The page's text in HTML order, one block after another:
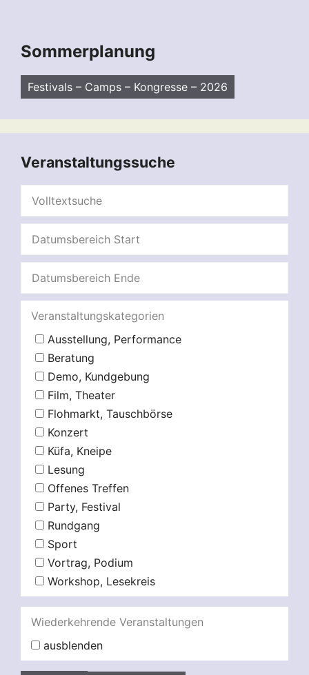
Sommerplanung
Festivals – Camps – Kongresse – 2026
Veranstaltungssuche
Veranstaltungskategorien
Ausstellung, Performance
Beratung
Demo, Kundgebung
Film, Theater
Flohmarkt, Tauschbörse
Konzert
Küfa, Kneipe
Lesung
Offenes Treffen
Party, Festival
Rundgang
Sport
Vortrag, Podium
Workshop, Lesekreis
Wiederkehrende Veranstaltungen
ausblenden